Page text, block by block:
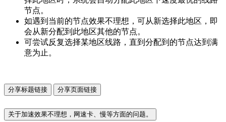
节点。
如遇到当前的节点效果不理想，可从新选择此地区，即
会从新分配到此地区其他的节点。
可尝试反复选择某地区线路，直到分配到的节点达到满
意为止。
分享标题链接 分享页面链接
关于加速效果不理想，网速卡、慢等方面的问题。